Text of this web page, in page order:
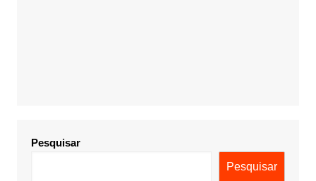
Pesquisar
Pesquisar